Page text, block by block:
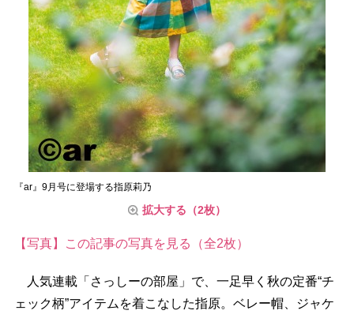
『ar』9月号に登場する指原莉乃
拡大する（2枚）
【写真】この記事の写真を見る（全2枚）
人気連載「さっしーの部屋」で、一足早く秋の定番“チ
ェック柄”アイテムを着こなした指原。ベレー帽、ジャケ